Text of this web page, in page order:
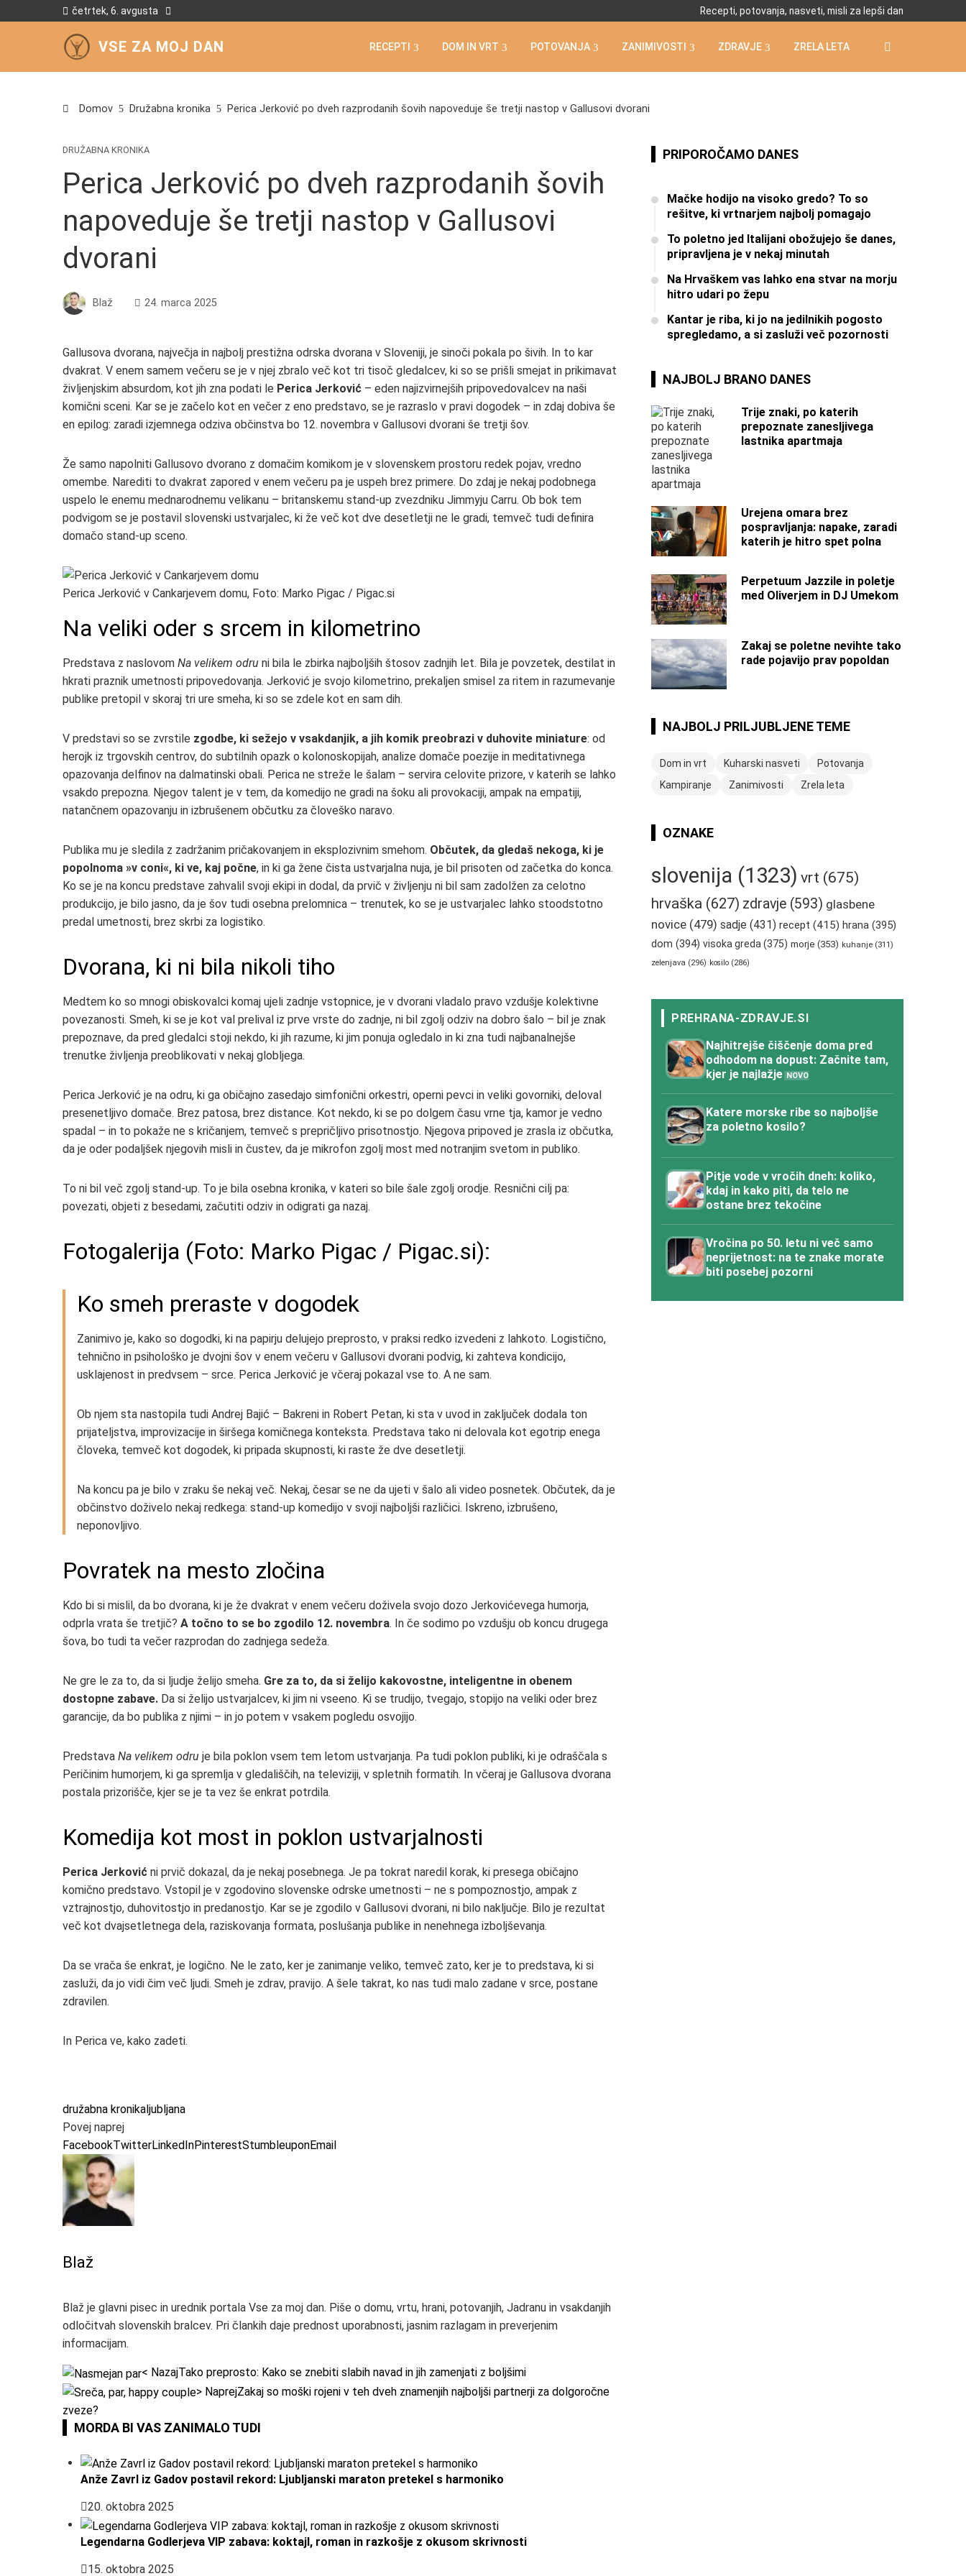
četrtek, 6. avgusta Recepti, potovanja, nasveti, misli za lepši dan
VSE ZA MOJ DAN RECEPTI DOM IN VRT POTOVANJA ZANIMIVOSTI ZDRAVJE ZRELA LETA
Domov Družabna kronika Perica Jerković po dveh razprodanih šovih napoveduje še tretji nastop v Gallusovi dvorani
DRUŽABNA KRONIKA
Perica Jerković po dveh razprodanih šovih
napoveduje še tretji nastop v Gallusovi
dvorani
Blaž 24. marca 2025
Gallusova dvorana, največja in najbolj prestižna odrska dvorana v Sloveniji, je sinoči pokala po šivih. In to kar
dvakrat. V enem samem večeru se je v njej zbralo več kot tri tisoč gledalcev, ki so se prišli smejat in prikimavat
življenjskim absurdom, kot jih zna podati le Perica Jerković – eden najizvirnejših pripovedovalcev na naši
komični sceni. Kar se je začelo kot en večer z eno predstavo, se je razraslo v pravi dogodek – in zdaj dobiva še
en epilog: zaradi izjemnega odziva občinstva bo 12. novembra v Gallusovi dvorani še tretji šov.
Že samo napolniti Gallusovo dvorano z domačim komikom je v slovenskem prostoru redek pojav, vredno
omembe. Narediti to dvakrat zapored v enem večeru pa je uspeh brez primere. Do zdaj je nekaj podobnega
uspelo le enemu mednarodnemu velikanu – britanskemu stand-up zvezdniku Jimmyju Carru. Ob bok tem
podvigom se je postavil slovenski ustvarjalec, ki že več kot dve desetletji ne le gradi, temveč tudi definira
domačo stand-up sceno.
Perica Jerković v Cankarjevem domu, Foto: Marko Pigac / Pigac.si
Na veliki oder s srcem in kilometrino
Predstava z naslovom Na velikem odru ni bila le zbirka najboljših štosov zadnjih let. Bila je povzetek, destilat in
hkrati praznik umetnosti pripovedovanja. Jerković je svojo kilometrino, prekaljen smisel za ritem in razumevanje
publike pretopil v skoraj tri ure smeha, ki so se zdele kot en sam dih.
V predstavi so se zvrstile zgodbe, ki sežejo v vsakdanjik, a jih komik preobrazi v duhovite miniature: od
herojk iz trgovskih centrov, do subtilnih opazk o kolonoskopijah, analize domače poezije in meditativnega
opazovanja delfinov na dalmatinski obali. Perica ne streže le šalam – servira celovite prizore, v katerih se lahko
vsakdo prepozna. Njegov talent je v tem, da komedijo ne gradi na šoku ali provokaciji, ampak na empatiji,
natančnem opazovanju in izbrušenem občutku za človeško naravo.
Publika mu je sledila z zadržanim pričakovanjem in eksplozivnim smehom. Občutek, da gledaš nekoga, ki je
popolnoma »v coni«, ki ve, kaj počne, in ki ga žene čista ustvarjalna nuja, je bil prisoten od začetka do konca.
Ko se je na koncu predstave zahvalil svoji ekipi in dodal, da prvič v življenju ni bil sam zadolžen za celotno
produkcijo, je bilo jasno, da je šov tudi osebna prelomnica – trenutek, ko se je ustvarjalec lahko stoodstotno
predal umetnosti, brez skrbi za logistiko.
Dvorana, ki ni bila nikoli tiho
Medtem ko so mnogi obiskovalci komaj ujeli zadnje vstopnice, je v dvorani vladalo pravo vzdušje kolektivne
povezanosti. Smeh, ki se je kot val prelival iz prve vrste do zadnje, ni bil zgolj odziv na dobro šalo – bil je znak
prepoznave, da pred gledalci stoji nekdo, ki jih razume, ki jim ponuja ogledalo in ki zna tudi najbanalnejše
trenutke življenja preoblikovati v nekaj globljega.
Perica Jerković je na odru, ki ga običajno zasedajo simfonični orkestri, operni pevci in veliki govorniki, deloval
presenetljivo domače. Brez patosa, brez distance. Kot nekdo, ki se po dolgem času vrne tja, kamor je vedno
spadal – in to pokaže ne s kričanjem, temveč s prepričljivo prisotnostjo. Njegova pripoved je zrasla iz občutka,
da je oder podaljšek njegovih misli in čustev, da je mikrofon zgolj most med notranjim svetom in publiko.
To ni bil več zgolj stand-up. To je bila osebna kronika, v kateri so bile šale zgolj orodje. Resnični cilj pa:
povezati, objeti z besedami, začutiti odziv in odigrati ga nazaj.
Fotogalerija (Foto: Marko Pigac / Pigac.si):
Ko smeh preraste v dogodek
Zanimivo je, kako so dogodki, ki na papirju delujejo preprosto, v praksi redko izvedeni z lahkoto. Logistično,
tehnično in psihološko je dvojni šov v enem večeru v Gallusovi dvorani podvig, ki zahteva kondicijo,
usklajenost in predvsem – srce. Perica Jerković je včeraj pokazal vse to. A ne sam.
Ob njem sta nastopila tudi Andrej Bajić – Bakreni in Robert Petan, ki sta v uvod in zaključek dodala ton
prijateljstva, improvizacije in širšega komičnega konteksta. Predstava tako ni delovala kot egotrip enega
človeka, temveč kot dogodek, ki pripada skupnosti, ki raste že dve desetletji.
Na koncu pa je bilo v zraku še nekaj več. Nekaj, česar se ne da ujeti v šalo ali video posnetek. Občutek, da je
občinstvo doživelo nekaj redkega: stand-up komedijo v svoji najboljši različici. Iskreno, izbrušeno,
neponovljivo.
Povratek na mesto zločina
Kdo bi si mislil, da bo dvorana, ki je že dvakrat v enem večeru doživela svojo dozo Jerkovićevega humorja,
odprla vrata še tretjič? A točno to se bo zgodilo 12. novembra. In če sodimo po vzdušju ob koncu drugega
šova, bo tudi ta večer razprodan do zadnjega sedeža.
Ne gre le za to, da si ljudje želijo smeha. Gre za to, da si želijo kakovostne, inteligentne in obenem
dostopne zabave. Da si želijo ustvarjalcev, ki jim ni vseeno. Ki se trudijo, tvegajo, stopijo na veliki oder brez
garancije, da bo publika z njimi – in jo potem v vsakem pogledu osvojijo.
Predstava Na velikem odru je bila poklon vsem tem letom ustvarjanja. Pa tudi poklon publiki, ki je odraščala s
Peričinim humorjem, ki ga spremlja v gledališčih, na televiziji, v spletnih formatih. In včeraj je Gallusova dvorana
postala prizorišče, kjer se je ta vez še enkrat potrdila.
Komedija kot most in poklon ustvarjalnosti
Perica Jerković ni prvič dokazal, da je nekaj posebnega. Je pa tokrat naredil korak, ki presega običajno
komično predstavo. Vstopil je v zgodovino slovenske odrske umetnosti – ne s pompoznostjo, ampak z
vztrajnostjo, duhovitostjo in predanostjo. Kar se je zgodilo v Gallusovi dvorani, ni bilo naključje. Bilo je rezultat
več kot dvajsetletnega dela, raziskovanja formata, poslušanja publike in nenehnega izboljševanja.
Da se vrača še enkrat, je logično. Ne le zato, ker je zanimanje veliko, temveč zato, ker je to predstava, ki si
zasluži, da jo vidi čim več ljudi. Smeh je zdrav, pravijo. A šele takrat, ko nas tudi malo zadane v srce, postane
zdravilen.
In Perica ve, kako zadeti.
družabna kronikaljubljana
Povej naprej
FacebookTwitterLinkedInPinterestStumbleuponEmail
Blaž
Blaž je glavni pisec in urednik portala Vse za moj dan. Piše o domu, vrtu, hrani, potovanjih, Jadranu in vsakdanjih
odločitvah slovenskih bralcev. Pri člankih daje prednost uporabnosti, jasnim razlagam in preverjenim
informacijam.
< NazajTako preprosto: Kako se znebiti slabih navad in jih zamenjati z boljšimi
> NaprejZakaj so moški rojeni v teh dveh znamenjih najboljši partnerji za dolgoročne
zveze?
MORDA BI VAS ZANIMALO TUDI
Anže Zavrl iz Gadov postavil rekord: Ljubljanski maraton pretekel s harmoniko
20. oktobra 2025
Legendarna Godlerjeva VIP zabava: koktajl, roman in razkošje z okusom skrivnosti
15. oktobra 2025
PRIPOROČAMO DANES
Mačke hodijo na visoko gredo? To so
rešitve, ki vrtnarjem najbolj pomagajo
To poletno jed Italijani obožujejo še danes,
pripravljena je v nekaj minutah
Na Hrvaškem vas lahko ena stvar na morju
hitro udari po žepu
Kantar je riba, ki jo na jedilnikih pogosto
spregledamo, a si zasluži več pozornosti
NAJBOLJ BRANO DANES
Trije znaki, po katerih
prepoznate zanesljivega
lastnika apartmaja
Urejena omara brez
pospravljanja: napake, zaradi
katerih je hitro spet polna
Perpetuum Jazzile in poletje
med Oliverjem in DJ Umekom
Zakaj se poletne nevihte tako
rade pojavijo prav popoldan
NAJBOLJ PRILJUBLJENE TEME
Dom in vrt Kuharski nasveti
Potovanja
Kampiranje
Zanimivosti Zrela leta
OZNAKE
slovenija (1323) vrt (675)
hrvaška (627) zdravje (593) glasbene
novice (479) sadje (431) recept (415) hrana (395)
dom (394) visoka greda(375) morje (353) kuhanje (311)
zelenjava (296) kosilo (286)
Najhitrejše čiščenje doma pred
odhodom na dopust: Začnite tam,
kjer je najlažje
Katere morske ribe so najboljše
za poletno kosilo?
Pitje vode v vročih dneh: koliko,
kdaj in kako piti, da telo ne
ostane brez tekočine
Vročina po 50. letu ni več samo
neprijetnost: na te znake morate
biti posebej pozorni